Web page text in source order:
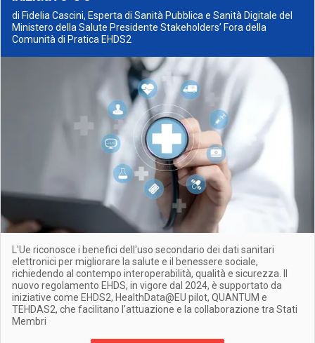
di Fidelia Cascini, Esperta di Sanità Pubblica e Sanità Digitale del
Ministero della Salute Presidente Stakeholders’ Fora della
Comunità di Pratica EHDS2
L'Ue riconosce i benefici dell'uso secondario dei dati sanitari
elettronici per migliorare la salute e il benessere sociale,
richiedendo al contempo interoperabilità, qualità e sicurezza. Il
nuovo regolamento EHDS, in vigore dal 2024, è supportato da
iniziative come EHDS2, HealthData@EU pilot, QUANTUM e
TEHDAS2, che facilitano l'attuazione e la collaborazione tra Stati
Membri